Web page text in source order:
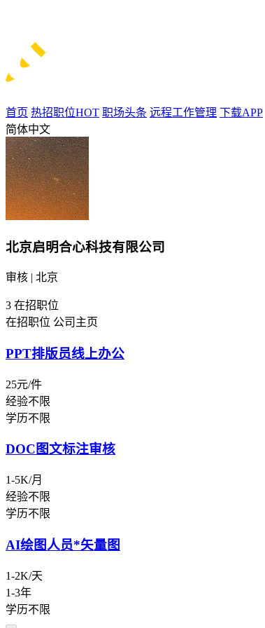
首页 热招职位HOT 职场头条 远程工作管理 下载APP
简体中文
北京启明合心科技有限公司
审核 | 北京
3 在招职位
在招职位 公司主页
PPT排版员线上办公
25元/件
经验不限
学历不限
DOC图文标注审核
1-5K/月
经验不限
学历不限
AI绘图人员*矢量图
1-2K/天
1-3年
学历不限